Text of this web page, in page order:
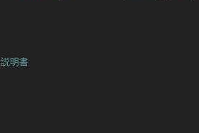
説明書